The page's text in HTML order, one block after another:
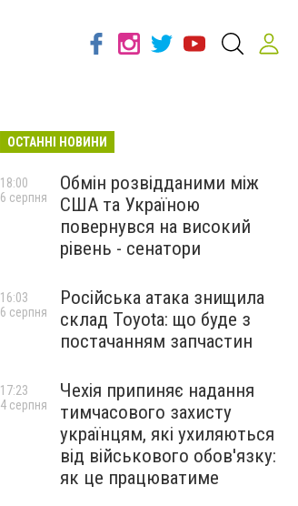
ОСТАННІ НОВИНИ
Обмін розвідданими між
США та Україною
повернувся на високий
рівень - сенатори
18:00
6 серпня
Російська атака знищила
склад Toyota: що буде з
постачанням запчастин
16:03
6 серпня
Чехія припиняє надання
тимчасового захисту
українцям, які ухиляються
від військового обов'язку:
як це працюватиме
17:23
4 серпня